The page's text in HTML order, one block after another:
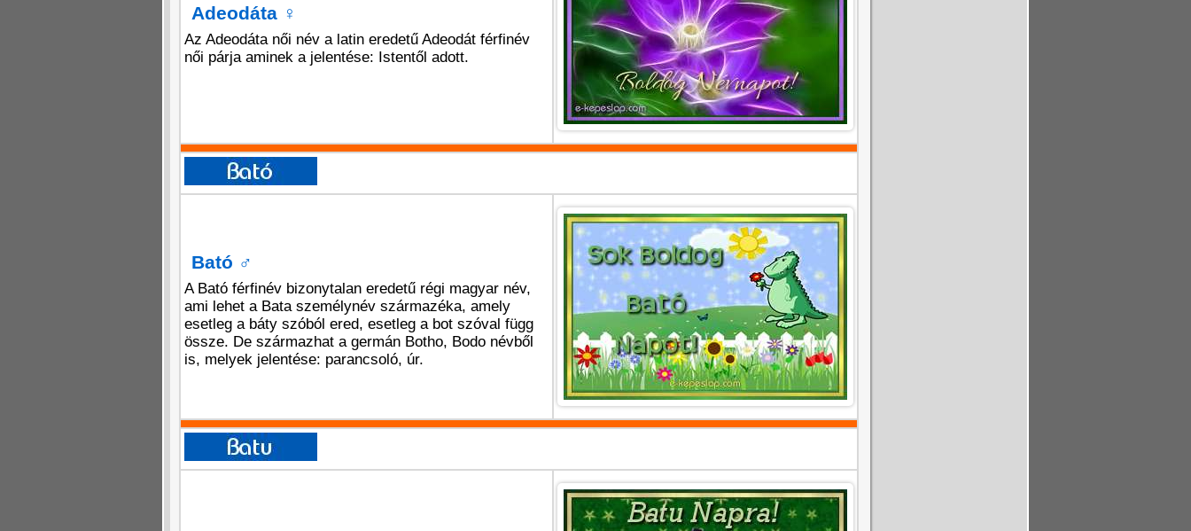
Adeodáta ♀
Az Adeodáta női név a latin eredetű Adeodát férfinév
női párja aminek a jelentése: Istentől adott.
Bató ♂
A Bató férfinév bizonytalan eredetű régi magyar név,
ami lehet a Bata személynév származéka, amely
esetleg a báty szóból ered, esetleg a bot szóval függ
össze. De származhat a germán Botho, Bodo névből
is, melyek jelentése: parancsoló, úr.